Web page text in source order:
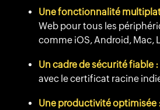
Une fonctionnalité
Web pour tous les
comme iOS, Android, Mac,
Un cadre de sécurité fiable :
avec le certificat racine
Une productivité optimisée